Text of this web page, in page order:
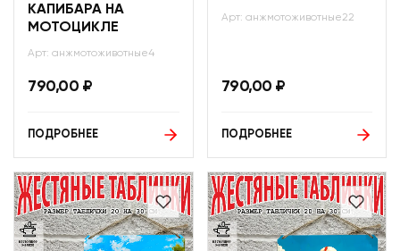
КАПИБАРА НА
МОТОЦИКЛЕ
Арт: анжмотоживотные4
790,00 ₽
ПОДРОБНЕЕ
Арт: анжмотоживотные22
790,00 ₽
ПОДРОБНЕЕ